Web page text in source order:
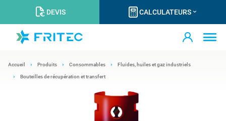
DEVIS CALCULATEURS
Accueil Produits Consommables Fluides, huiles et gaz industriels
Bouteilles de récupération et transfert